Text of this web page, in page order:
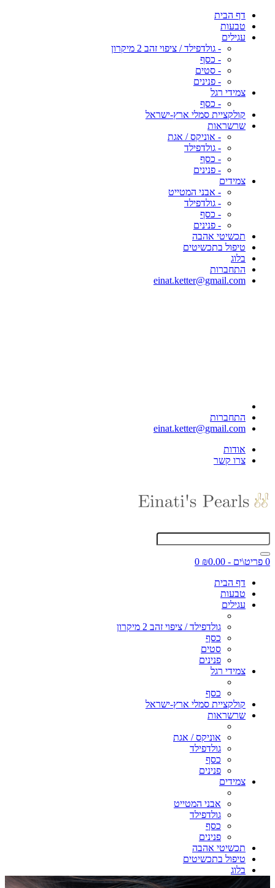
דף הבית
טבעות
עגילים
- גולדפילד / ציפוי זהב 2 מיקרון
- כסף
- סטים
- פנינים
צמידי רגל
- כסף
קולקציית סמלי ארץ-ישראל
שרשראות
- אוניקס / אגת
- גולדפילד
- כסף
- פנינים
צמידים
- אבני המטייט
- גולדפילד
- כסף
- פנינים
תכשיטי אהבה
טיפול בתכשיטים
בלוג
התחברות
einat.ketter@gmail.com
התחברות
einat.ketter@gmail.com
אודות
צרו קשר
0 פריט\ים - ₪0.00
0
דף הבית
טבעות
עגילים
גולדפילד / ציפוי זהב 2 מיקרון
כסף
סטים
פנינים
צמידי רגל
כסף
קולקציית סמלי ארץ-ישראל
שרשראות
אוניקס / אגת
גולדפילד
כסף
פנינים
צמידים
אבני המטייט
גולדפילד
כסף
פנינים
תכשיטי אהבה
טיפול בתכשיטים
בלוג